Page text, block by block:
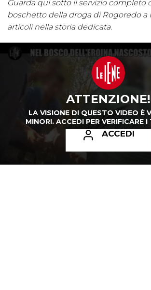
Guarda qui sotto il servizio completo
boschetto della droga di Rogoredo a
articoli nella storia dedicata.
ATTENZIONE!
LA VISIONE DI QUESTO VIDEO È
MINORI. ACCEDI PER VERIFICARE
ACCEDI